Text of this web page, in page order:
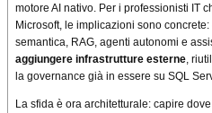
motore AI nativo. Per i professionisti IT
Microsoft, le implicazioni sono
semantica, RAG, agenti autonomi e
aggiungere infrastrutture esterne ,
la governance già in essere su SQL
La sfida è ora architetturale: capire